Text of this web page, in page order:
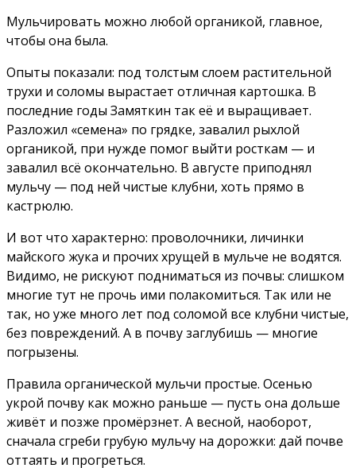
Мульчировать можно любой органикой, главное,
чтобы она была.
Опыты показали: под толстым слоем растительной
трухи и соломы вырастает отличная картошка. В
последние годы Замяткин так её и выращивает.
Разложил «семена» по грядке, завалил рыхлой
органикой, при нужде помог выйти росткам — и
завалил всё окончательно. В августе приподнял
мульчу — под ней чистые клубни, хоть прямо в
кастрюлю.
И вот что характерно: проволочники, личинки
майского жука и прочих хрущей в мульче не водятся.
Видимо, не рискуют подниматься из почвы: слишком
многие тут не прочь ими полакомиться. Так или не
так, но уже много лет под соломой все клубни чистые,
без повреждений. А в почву заглубишь — многие
погрызены.
Правила органической мульчи простые. Осенью
укрой почву как можно раньше — пусть она дольше
живёт и позже промёрзнет. А весной, наоборот,
сначала сгреби грубую мульчу на дорожки: дай почве
оттаять и прогреться.